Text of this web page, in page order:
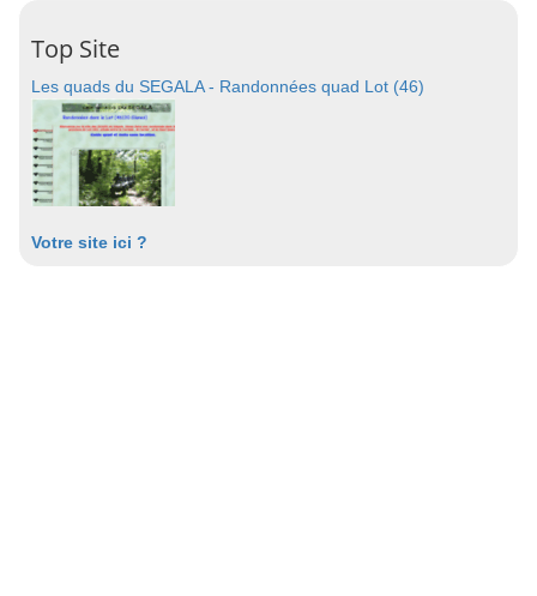
Top Site
Les quads du SEGALA - Randonnées quad Lot (46)
Votre site ici ?